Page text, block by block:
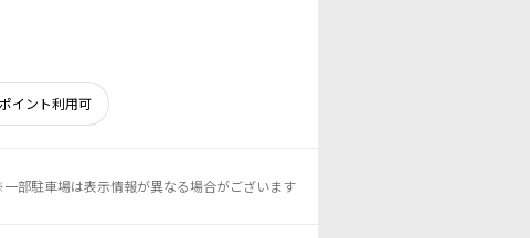
イント利用可
部駐車場は表示情報が異なる場合がございます